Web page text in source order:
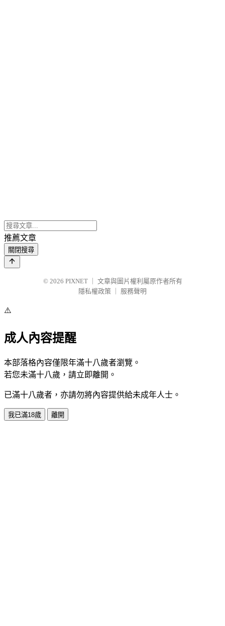
推薦文章
關閉搜尋
© 2026 PIXNET
文章與圖片權利屬原作者所有
隱私權政策
服務聲明
⚠️
成人內容提醒
本部落格內容僅限年滿十八歲者瀏覽。
若您未滿十八歲，請立即離開。
已滿十八歲者，亦請勿將內容提供給未成年人士。
我已滿18歲 離開